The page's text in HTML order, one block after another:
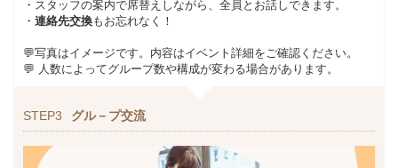
・スタッフの案内で席替えしながら、全員とお話しできます。
・ 連絡先交換もお忘れなく！
💬写真はイメージです。内容はイベント詳細をご確認ください。
💬 人数によってグループ数や構成が変わる場合があります。
STEP3 グル－プ交流